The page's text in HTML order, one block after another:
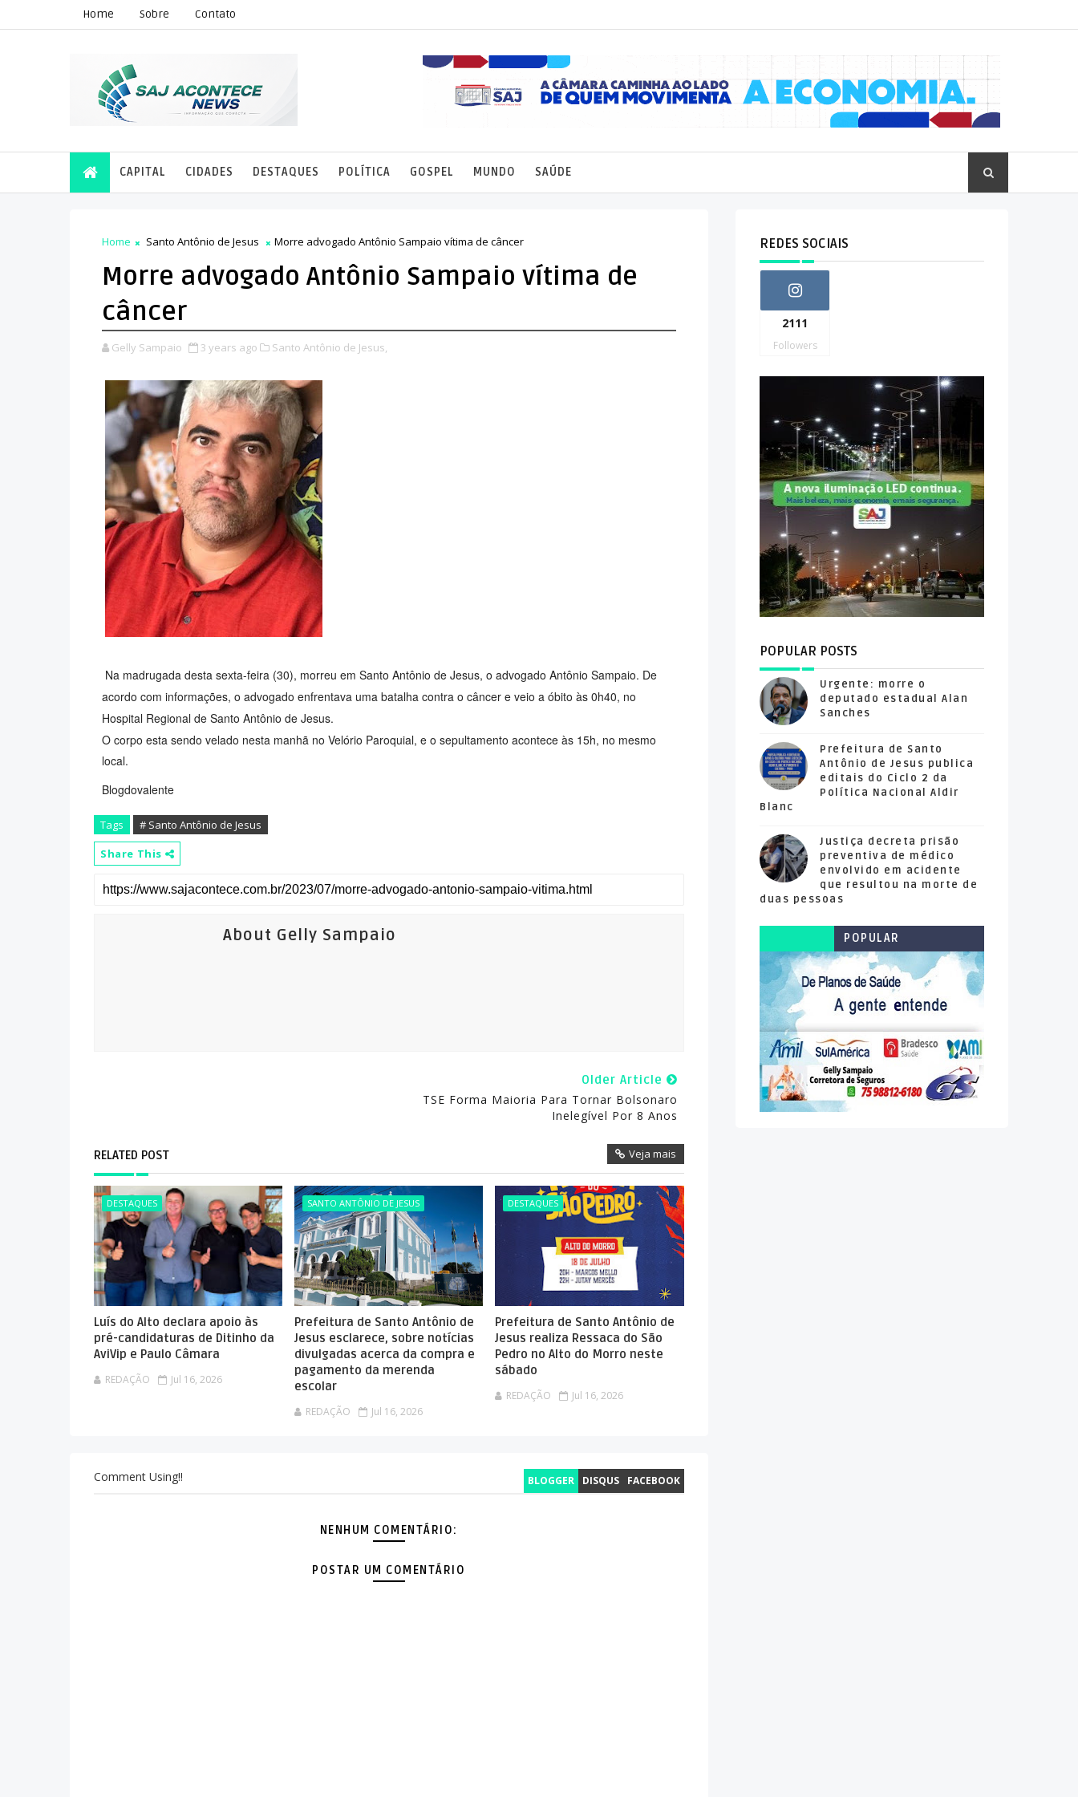
Home Sobre Contato
CAPITAL CIDADES DESTAQUES POLÍTICA GOSPEL MUNDO SAÚDE
Home Santo Antônio de Jesus Morre advogado Antônio Sampaio vítima de câncer
Morre advogado Antônio Sampaio vítima de
câncer
Gelly Sampaio 3 years ago Santo Antônio de Jesus,
Na madrugada desta sexta-feira (30), morreu em Santo Antônio de Jesus, o advogado Antônio Sampaio. De
acordo com informações, o advogado enfrentava uma batalha contra o câncer e veio a óbito às 0h40, no
Hospital Regional de Santo Antônio de Jesus.
O corpo esta sendo velado nesta manhã no Velório Paroquial, e o sepultamento acontece às 15h, no mesmo
local.
Blogdovalente
Tags
# Santo Antônio de Jesus
Share This
About Gelly Sampaio
Older Article
TSE Forma Maioria Para Tornar Bolsonaro
Inelegível Por 8 Anos
RELATED POST Veja mais
DESTAQUES
Luís do Alto declara apoio às
pré-candidaturas de Ditinho da
AviVip e Paulo Câmara
REDAÇÃO Jul 16, 2026
SANTO ANTÔNIO DE JESUS
Prefeitura de Santo Antônio de
Jesus esclarece, sobre notícias
divulgadas acerca da compra e
pagamento da merenda
escolar
REDAÇÃO Jul 16, 2026
DESTAQUES
Prefeitura de Santo Antônio de
Jesus realiza Ressaca do São
Pedro no Alto do Morro neste
sábado
REDAÇÃO Jul 16, 2026
BLOGGER DISQUS FACEBOOK
Comment Using!!
NENHUM COMENTÁRIO:
POSTAR UM COMENTÁRIO
REDES SOCIAIS
2111
Followers
POPULAR POSTS
Urgente: morre o
deputado estadual Alan
Sanches
Prefeitura de Santo
Antônio de Jesus publica
editais do Ciclo 2 da
Política Nacional Aldir
Blanc
Justiça decreta prisão
preventiva de médico
envolvido em acidente
que resultou na morte de
duas pessoas
POPULAR